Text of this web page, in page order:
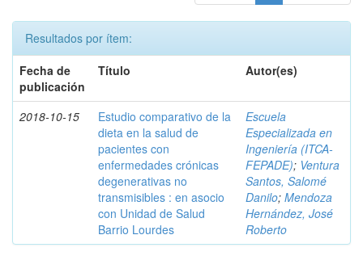
Resultados por ítem:
Fecha de
publicación
Título Autor(es)
2018-10-15
Estudio comparativo de la
dieta en la salud de
pacientes con
enfermedades crónicas
degenerativas no
transmisibles : en asocio
con Unidad de Salud
Barrio Lourdes
Escuela
Especializada en
Ingeniería (ITCA-
FEPADE); Ventura
Santos, Salomé
Danilo; Mendoza
Hernández, José
Roberto